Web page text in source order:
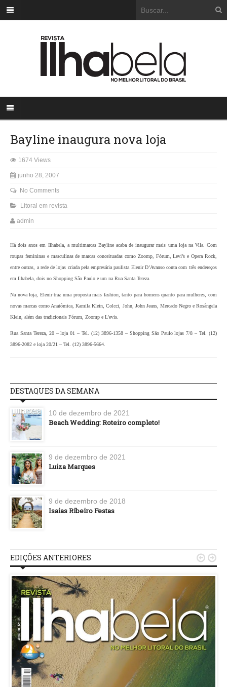
Bayline inaugura nova loja
1674 Views
junho 28, 2007
No Comments
Litoral em revista
admin
Há dois anos em Ilhabela, a multimarcas Bayline acaba de inaugurar mais uma loja na Vila. Com
roupas femininas e masculinas de marcas conceituadas como Zoomp, Fórum, Levi’s e Opera Rock,
entre outras, a rede de lojas criada pela empresária paulista Elenir D’Avanso conta com três endereços
em Ilhabela, dois no Shopping São Paulo e um na Rua Santa Tereza.
Na nova loja, Elenir traz uma proposta mais fashion, tanto para homens quanto para mulheres, com
novas marcas como Anatômica, Kamila Klein, Colcci, John, John Jeans, Mercado Negro e Rosângela
Klein, além das tradicionais Fórum, Zoomp e L’evis.
Rua Santa Tereza, 20 – loja 01 – Tel. (12) 3896-1358 – Shopping São Paulo lojas 7/8 – Tel. (12)
3896-2082 e loja 20/21 – Tel. (12) 3896-5664.
DESTAQUES DA SEMANA
10 de dezembro de 2021
Beach Wedding: Roteiro completo!
9 de dezembro de 2021
Luiza Marques
9 de dezembro de 2018
Isaias Ribeiro Festas
EDIÇÕES ANTERIORES  